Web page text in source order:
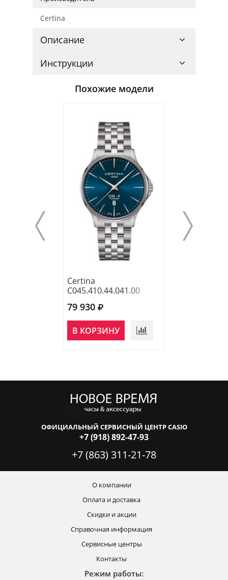
Certina
Описание
Инструкции
Похожие модели
Certina
C045.410.44.041.00
79 930
В КОРЗИНУ
ОФИЦИАЛЬНЫЙ СЕРВИСНЫЙ ЦЕНТР CASIO
+7 (918) 892-47-93
+7 (863) 311-21-78
О компании
Оплата и доставка
Скидки и акции
Справочная информация
Сервисные центры
Контакты
Режим работы: